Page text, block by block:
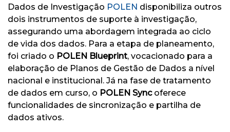
Dados de Investigação POLEN disponibiliza outros
dois instrumentos de suporte à investigação,
assegurando uma abordagem integrada ao ciclo
de vida dos dados. Para a etapa de planeamento,
foi criado o POLEN Blueprint, vocacionado para a
elaboração de Planos de Gestão de Dados a nível
nacional e institucional. Já na fase de tratamento
de dados em curso, o POLEN Sync oferece
funcionalidades de sincronização e partilha de
dados ativos.